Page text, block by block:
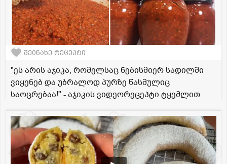
შეინახე რეცეპტი
"ეს არის აჯიკა, რომელსაც ნებისმიერ სადილში
ვიყენებ და უბრალოდ პურზე წასმულიც
საოცრებაა!" - აჯიკის ვიდეორეცეპტი ტყემლით